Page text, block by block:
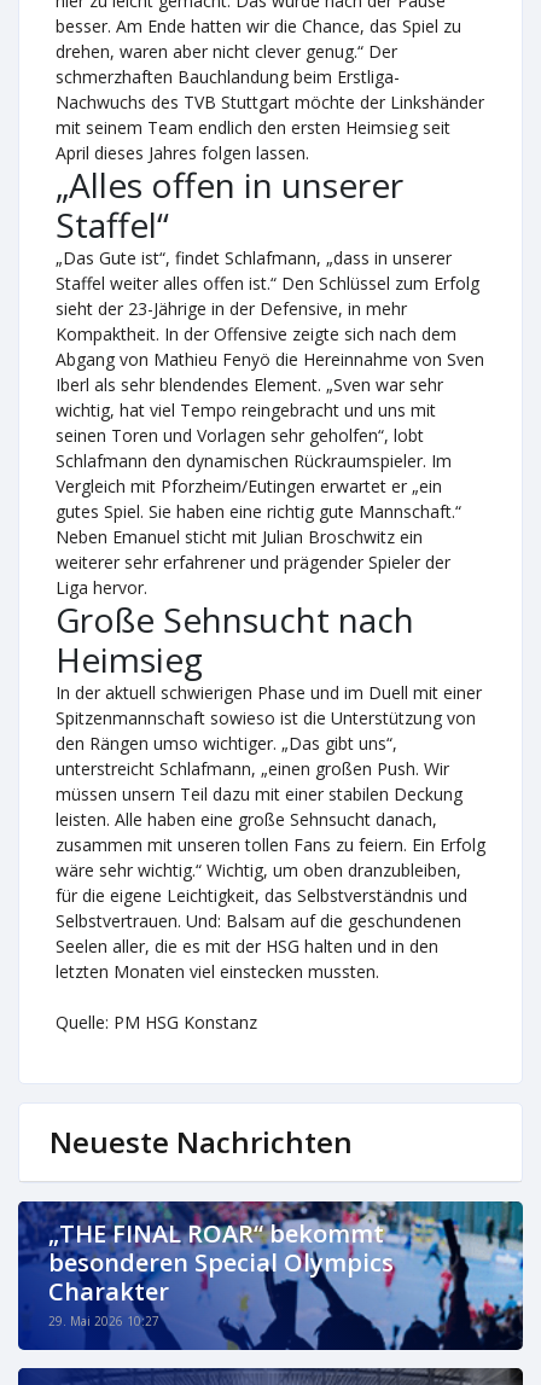
besser. Am Ende hatten wir die Chance, das Spiel zu
drehen, waren aber nicht clever genug.“ Der
schmerzhaften Bauchlandung beim Erstliga-
Nachwuchs des TVB Stuttgart möchte der Linkshänder
mit seinem Team endlich den ersten Heimsieg seit
April dieses Jahres folgen lassen.
„Alles offen in unserer
Staffel“
„Das Gute ist“, findet Schlafmann, „dass in unserer
Staffel weiter alles offen ist.“ Den Schlüssel zum Erfolg
sieht der 23-Jährige in der Defensive, in mehr
Kompaktheit. In der Offensive zeigte sich nach dem
Abgang von Mathieu Fenyö die Hereinnahme von Sven
Iberl als sehr blendendes Element. „Sven war sehr
wichtig, hat viel Tempo reingebracht und uns mit
seinen Toren und Vorlagen sehr geholfen“, lobt
Schlafmann den dynamischen Rückraumspieler. Im
Vergleich mit Pforzheim/Eutingen erwartet er „ein
gutes Spiel. Sie haben eine richtig gute Mannschaft.“
Neben Emanuel sticht mit Julian Broschwitz ein
weiterer sehr erfahrener und prägender Spieler der
Liga hervor.
Große Sehnsucht nach
Heimsieg
In der aktuell schwierigen Phase und im Duell mit einer
Spitzenmannschaft sowieso ist die Unterstützung von
den Rängen umso wichtiger. „Das gibt uns“,
unterstreicht Schlafmann, „einen großen Push. Wir
müssen unsern Teil dazu mit einer stabilen Deckung
leisten. Alle haben eine große Sehnsucht danach,
zusammen mit unseren tollen Fans zu feiern. Ein Erfolg
wäre sehr wichtig.“ Wichtig, um oben dranzubleiben,
für die eigene Leichtigkeit, das Selbstverständnis und
Selbstvertrauen. Und: Balsam auf die geschundenen
Seelen aller, die es mit der HSG halten und in den
letzten Monaten viel einstecken mussten.
Quelle: PM HSG Konstanz
Neueste Nachrichten
„THE FINAL ROAR“ bekommt
besonderen Special Olympics
Charakter
29. Mai 2026 10:27